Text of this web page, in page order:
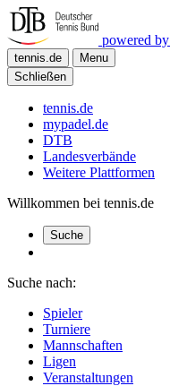
powered by
tennis.de
Menu
Schließen
tennis.de
mypadel.de
DTB
Landesverbände
Weitere Plattformen
Willkommen bei tennis.de
Suche
Suche nach:
Spieler
Turniere
Mannschaften
Ligen
Veranstaltungen